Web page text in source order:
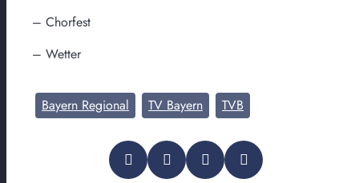
– Chorfest
– Wetter
Bayern Regional TV Bayern TVB